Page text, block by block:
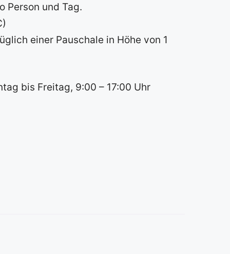
Person und Tag.
einer Pauschale in Höhe von 1
bis Freitag, 9:00 – 17:00 Uhr